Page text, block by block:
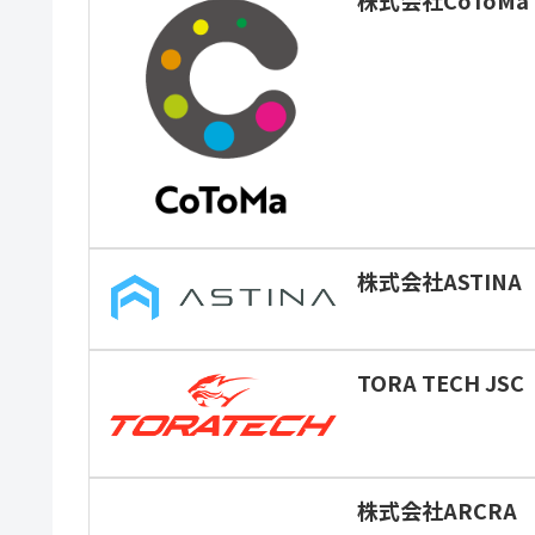
株式会社ASTINA
TORA TECH JSC
株式会社ARCRA